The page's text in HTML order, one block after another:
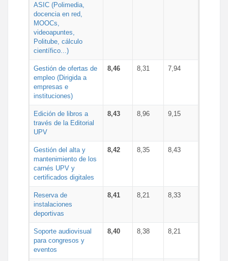
ASIC (Polimedia,
docencia en red,
MOOCs,
videoapuntes,
Politube, cálculo
científico...)
Gestión de ofertas de
empleo (Dirigida a
empresas e
instituciones)
8,46 8,31 7,94
Edición de libros a
través de la Editorial
UPV
8,43 8,96 9,15
Gestión del alta y
mantenimiento de los
carnés UPV y
certificados digitales
8,42 8,35 8,43
Reserva de
instalaciones
deportivas
8,41 8,21 8,33
Soporte audiovisual
para congresos y
eventos
8,40 8,38 8,21